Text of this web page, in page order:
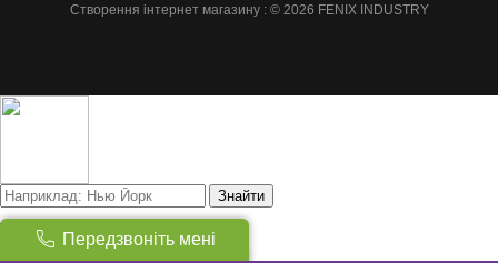
Створення інтернет магазину : © 2026 FENIX INDUSTRY
Знайти
Товарів: 0)
0грнПередзвоніть мені